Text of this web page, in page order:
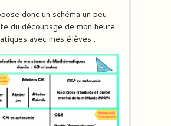
donc un schéma un peu
du découpage de mon heure
avec mes élèves :